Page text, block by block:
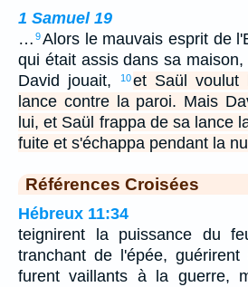
1 Samuel 19
… 9Alors le mauvais esprit de
qui était assis dans sa
David jouait,
10et Saül voulut
lance contre la paroi. Mais
lui, et Saül frappa de sa lance
fuite et s'échappa pendant la
Références Croisées
Hébreux 11:34
teignirent la puissance du
tranchant de l'épée,
furent vaillants à la guerre,